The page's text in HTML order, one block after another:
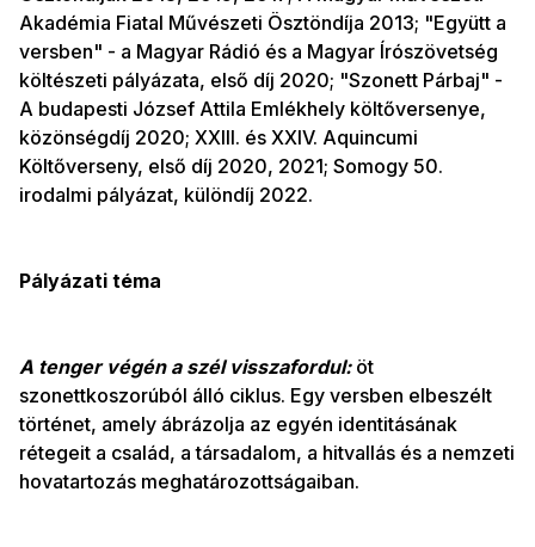
Akadémia Fiatal Művészeti Ösztöndíja 2013; "Együtt a
versben" - a Magyar Rádió és a Magyar Írószövetség
költészeti pályázata, első díj 2020; "Szonett Párbaj" -
A budapesti József Attila Emlékhely költőversenye,
közönségdíj 2020; XXIII. és XXIV. Aquincumi
Költőverseny, első díj 2020, 2021; Somogy 50.
irodalmi pályázat, különdíj 2022.
Pályázati téma
A tenger végén a szél visszafordul: öt
szonettkoszorúból álló ciklus. Egy versben elbeszélt
történet, amely ábrázolja az egyén identitásának
rétegeit a család, a társadalom, a hitvallás és a nemzeti
hovatartozás meghatározottságaiban.